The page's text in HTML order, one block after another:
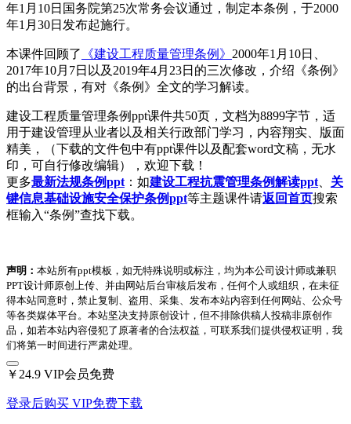
年1月10日国务院第25次常务会议通过，制定本条例，于2000
年1月30日发布起施行。
本课件回顾了 《建设工程质量管理条例》 2000年1月10日、
2017年10月7日以及2019年4月23日的三次修改，介绍《条例》
的出台背景，有对《条例》全文的学习解读。
建设工程质量管理条例ppt课件共50页，文档为8899字节，适
用于建设管理从业者以及相关行政部门学习，内容翔实、版面
精美，（下载的文件包中有ppt课件以及配套word文稿，无水
印，可自行修改编辑），欢迎下载！
更多最新法规条例ppt ：如建设工程抗震管理条例解读ppt
关
键信息基础设施安全保护条例ppt等主题课件请返回首页搜索
框输入“条例”查找下载。
声明： 本站所有ppt模板，如无特殊说明或标注，均为本公司设计师或兼职
PPT设计师原创上传、并由网站后台审核后发布，任何个人或组织，在未征
得本站同意时，禁止复制、盗用、采集、发布本站内容到任何网站、公众号
等各类媒体平台。本站坚决支持原创设计，但不排除供稿人投稿非原创作
品，如若本站内容侵犯了原著者的合法权益，可联系我们提供侵权证明，我
们将第一时间进行严肃处理。
￥24.9 VIP会员免费
登录后购买 VIP免费下载